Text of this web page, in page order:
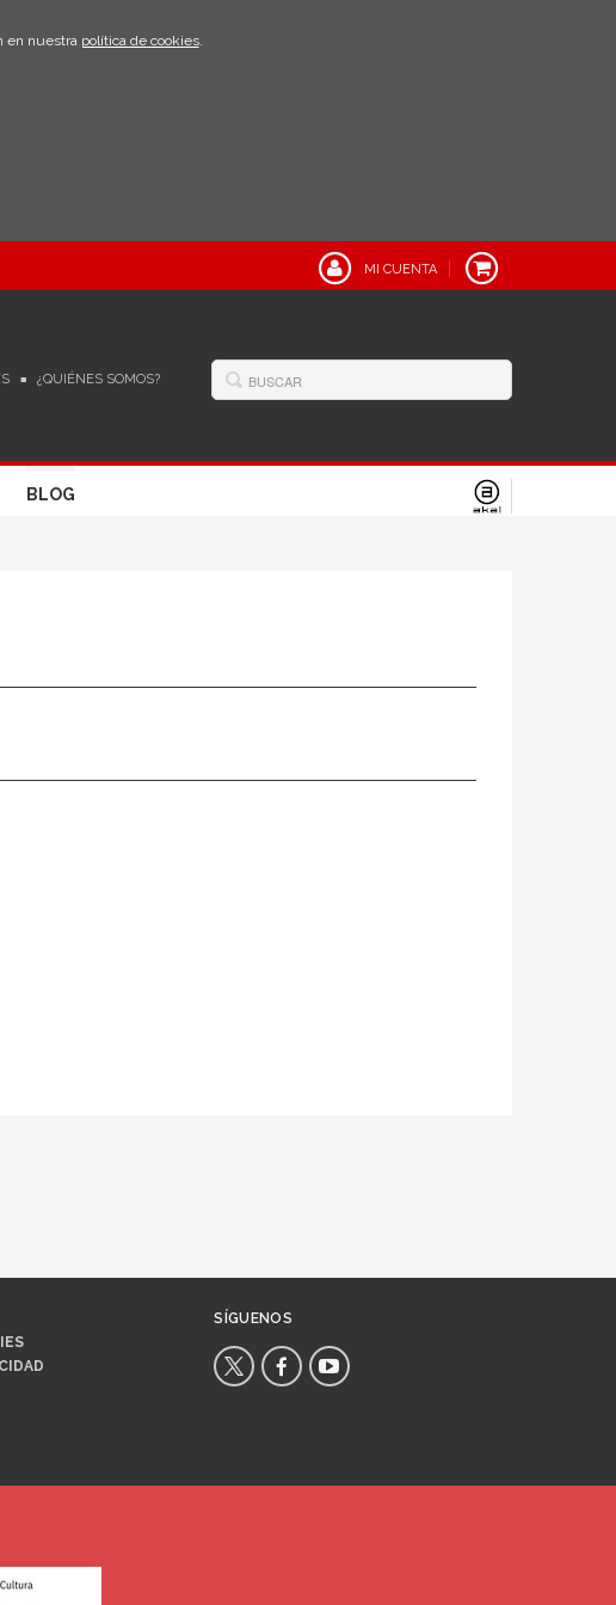
en nuestra política de cookies.
MI CUENTA
¿QUIÉNES SOMOS?
BLOG
SÍGUENOS